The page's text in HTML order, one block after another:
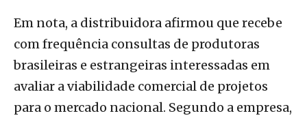
Em nota, a distribuidora afirmou que recebe
com frequência consultas de produtoras
brasileiras e estrangeiras interessadas em
avaliar a viabilidade comercial de projetos
para o mercado nacional. Segundo a empresa,